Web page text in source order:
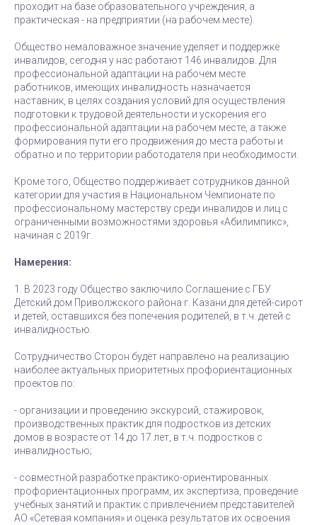
проходит на базе образовательного учреждения, а
практическая - на предприятии (на рабочем месте).
Общество немаловажное значение уделяет и поддержке
инвалидов, сегодня у нас работают 146 инвалидов. Для
профессиональной адаптации на рабочем месте
работников, имеющих инвалидность назначается
наставник, в целях создания условий для осуществления
подготовки к трудовой деятельности и ускорения его
профессиональной адаптации на рабочем месте, а также
формирования пути его продвижения до места работы и
обратно и по территории работодателя при необходимости.
Кроме того, Общество поддерживает сотрудников данной
категории для участия в Национальном Чемпионате по
профессиональному мастерству среди инвалидов и лиц с
ограниченными возможностями здоровья «Абилимпикс»,
начиная с 2019г.
Намерения:
1. В 2023 году Общество заключило Соглашение с ГБУ
Детский дом Приволжского района г. Казани для детей-сирот
и детей, оставшихся без попечения родителей, в т.ч. детей с
инвалидностью.
Сотрудничество Сторон будет направлено на реализацию
наиболее актуальных приоритетных профориентационных
проектов по:
- организации и проведению экскурсий, стажировок,
производственных практик для подростков из детских
домов в возрасте от 14 до 17 лет, в т.ч. подростков с
инвалидностью;
- совместной разработке практико-ориентированных
профориентационных программ, их экспертиза, проведение
учебных занятий и практик с привлечением представителей
АО «Сетевая компания» и оценка результатов их освоения